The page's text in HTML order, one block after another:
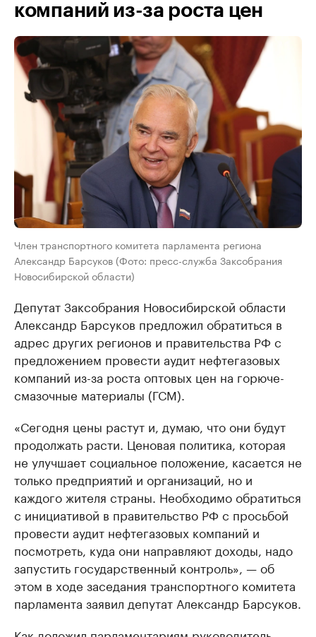
компаний из-за роста цен
Член транспортного комитета парламента региона
Александр Барсуков (Фото: пресс-служба Заксобрания
Новосибирской области)
Депутат Заксобрания Новосибирской области
Александр Барсуков предложил обратиться в
адрес других регионов и правительства РФ с
предложением провести аудит нефтегазовых
компаний из-за роста оптовых цен на горюче-
смазочные материалы (ГСМ).
«Сегодня цены растут и, думаю, что они будут
продолжать расти. Ценовая политика, которая
не улучшает социальное положение, касается не
только предприятий и организаций, но и
каждого жителя страны. Необходимо обратиться
с инициативой в правительство РФ с просьбой
провести аудит нефтегазовых компаний и
посмотреть, куда они направляют доходы, надо
запустить государственный контроль», — об
этом в ходе заседания транспортного комитета
парламента заявил депутат Александр Барсуков.